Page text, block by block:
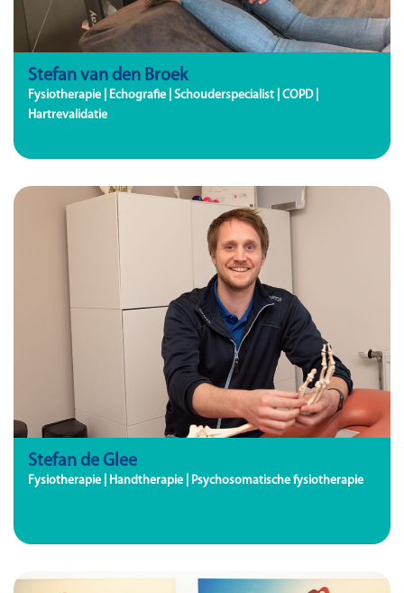
Stefan van den Broek
Fysiotherapie | Echografie | Schouderspecialist | COPD |
Hartrevalidatie
Stefan de Glee
Fysiotherapie | Handtherapie | Psychosomatische fysiotherapie